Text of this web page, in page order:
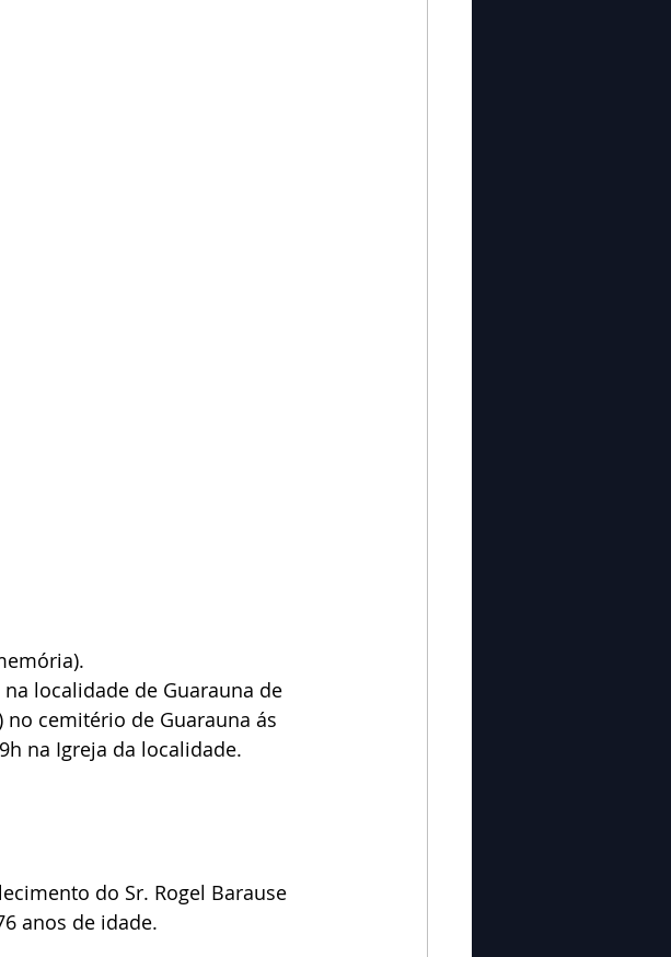
localidade de Guarauna de
no cemitério de Guarauna ás
na Igreja da localidade.
do Sr. Rogel Barause
anos de idade.